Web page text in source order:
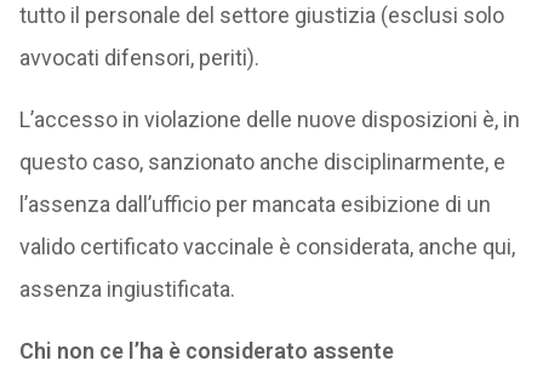
tutto il personale del settore giustizia (esclusi solo
avvocati difensori, periti).
L’accesso in violazione delle nuove disposizioni è, in
questo caso, sanzionato anche disciplinarmente, e
l’assenza dall’ufficio per mancata esibizione di un
valido certificato vaccinale è considerata, anche qui,
assenza ingiustificata.
Chi non ce l’ha è considerato assente